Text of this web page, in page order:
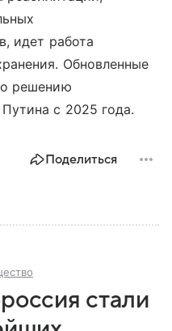
идет работа
Обновленные
решению
с 2025 года.
Поделиться
стали